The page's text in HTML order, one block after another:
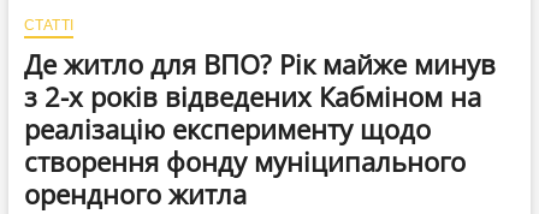
СТАТТІ
Де житло для ВПО? Рік майже минув
з 2-х років відведених Кабміном на
реалізацію експерименту щодо
створення фонду муніципального
орендного житла